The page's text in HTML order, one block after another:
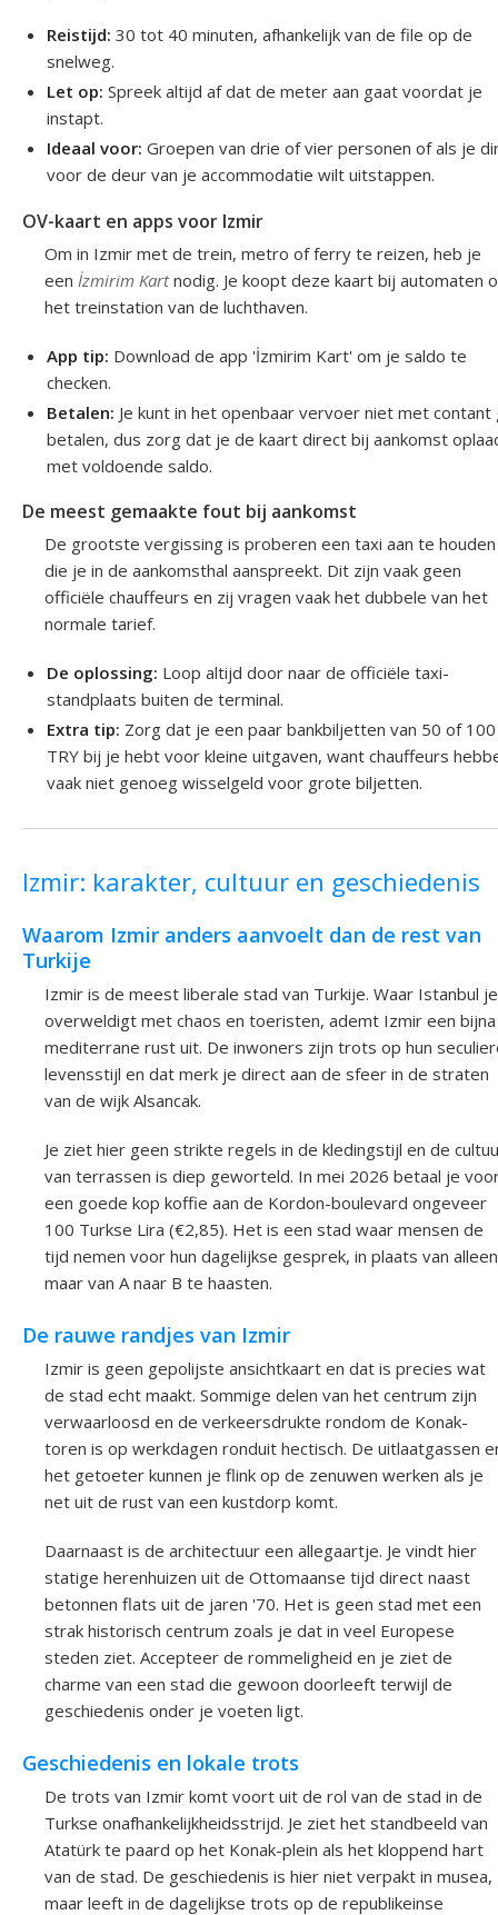
Reistijd: 30 tot 40 minuten, afhankelijk van de file op de
snelweg.
Let op: Spreek altijd af dat de meter aan gaat voordat je
instapt.
Ideaal voor: Groepen van drie of vier personen of als je
voor de deur van je accommodatie wilt uitstappen.
OV-kaart en apps voor Izmir
Om in Izmir met de trein, metro of ferry te reizen, heb je
een İzmirim Kartnodig. Je koopt deze kaart bij automaten
het treinstation van de luchthaven.
App tip: Download de app 'İzmirim Kart' om je saldo te
checken.
Betalen: Je kunt in het openbaar vervoer niet met contant
betalen, dus zorg dat je de kaart direct bij aankomst
met voldoende saldo.
De meest gemaakte fout bij aankomst
De grootste vergissing is proberen een taxi aan te houden
die je in de aankomsthal aanspreekt. Dit zijn vaak geen
officiële chauffeurs en zij vragen vaak het dubbele van het
normale tarief.
De oplossing: Loop altijd door naar de officiële taxi-
standplaats buiten de terminal.
Extra tip: Zorg dat je een paar bankbiljetten van 50 of 100
TRY bij je hebt voor kleine uitgaven, want chauffeurs
vaak niet genoeg wisselgeld voor grote biljetten.
Izmir: karakter, cultuur en geschiedenis
Waarom Izmir anders aanvoelt dan de rest van
Turkije
Izmir is de meest liberale stad van Turkije. Waar Istanbul je
overweldigt met chaos en toeristen, ademt Izmir een bijna
mediterrane rust uit. De inwoners zijn trots op hun
levensstijl en dat merk je direct aan de sfeer in de straten
van de wijk Alsancak.
Je ziet hier geen strikte regels in de kledingstijl en de
van terrassen is diep geworteld. In mei 2026 betaal je
een goede kop koffie aan de Kordon-boulevard ongeveer
100 Turkse Lira (€2,85). Het is een stad waar mensen de
tijd nemen voor hun dagelijkse gesprek, in plaats van alleen
maar van A naar B te haasten.
De rauwe randjes van Izmir
Izmir is geen gepolijste ansichtkaart en dat is precies wat
de stad echt maakt. Sommige delen van het centrum zijn
verwaarloosd en de verkeersdrukte rondom de Konak-
toren is op werkdagen ronduit hectisch. De uitlaatgassen
het getoeter kunnen je flink op de zenuwen werken als je
net uit de rust van een kustdorp komt.
Daarnaast is de architectuur een allegaartje. Je vindt hier
statige herenhuizen uit de Ottomaanse tijd direct naast
betonnen flats uit de jaren '70. Het is geen stad met een
strak historisch centrum zoals je dat in veel Europese
steden ziet. Accepteer de rommeligheid en je ziet de
charme van een stad die gewoon doorleeft terwijl de
geschiedenis onder je voeten ligt.
Geschiedenis en lokale trots
De trots van Izmir komt voort uit de rol van de stad in de
Turkse onafhankelijkheidsstrijd. Je ziet het standbeeld van
Atatürk te paard op het Konak-plein als het kloppend hart
van de stad. De geschiedenis is hier niet verpakt in musea,
maar leeft in de dagelijkse trots op de republikeinse